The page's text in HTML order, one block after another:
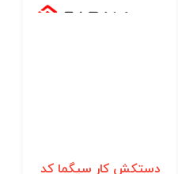
دستکش کار سیگما کد